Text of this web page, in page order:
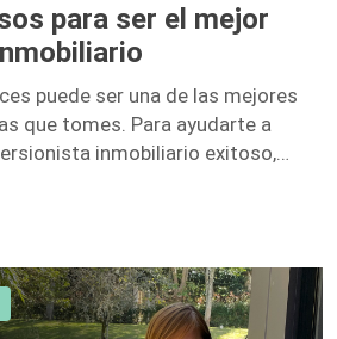
para ser el mejor
puede ser una de las mejores
que tomes. Para ayudarte a
inmobiliario exitoso,
y el conocimiento
destacadas. 1. El Inversionista
– Gary Keller Gary Keller,
Realty, recopila los